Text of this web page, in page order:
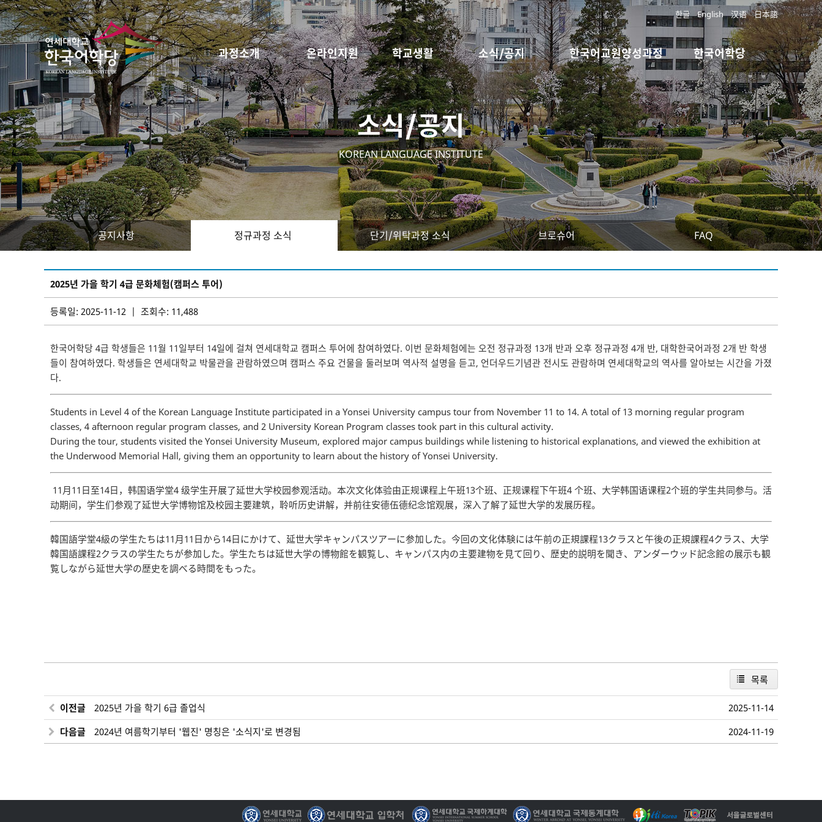
한글 English 汉语 日本語
과정소개 온라인지원 학교생활 소식/공지 한국어교원양성과정 한국어학당
소식/공지
KOREAN LANGUAGE INSTITUTE
공지사항 정규과정 소식 단기/위탁과정 소식 브로슈어 FAQ
2025년 가을 학기 4급 문화체험(캠퍼스 투어)
등록일: 2025-11-12 | 조회수: 11,488
한국어학당 4급 학생들은 11월 11일부터 14일에 걸쳐 연세대학교 캠퍼스 투어에 참여하였다. 이번 문화체험에는 오전 정규과정 13개 반과 오후 정규과정 4개 반, 대학한국어과정 2개 반 학생
들이 참여하였다. 학생들은 연세대학교 박물관을 관람하였으며 캠퍼스 주요 건물을 둘러보며 역사적 설명을 듣고, 언더우드기념관 전시도 관람하며 연세대학교의 역사를 알아보는 시간을 가졌
다.
Students in Level 4 of the Korean Language Institute participated in a Yonsei University campus tour from November 11 to 14. A total of 13 morning regular program
classes, 4 afternoon regular program classes, and 2 University Korean Program classes took part in this cultural activity.
During the tour, students visited the Yonsei University Museum, explored major campus buildings while listening to historical explanations, and viewed the exhibition at
the Underwood Memorial Hall, giving them an opportunity to learn about the history of Yonsei University.
11月11日至14日，韩国语学堂4 级学生开展了延世大学校园参观活动。本次文化体验由正规课程上午班13个班、正规课程下午班4 个班、大学韩国语课程2个班的学生共同参与。活
动期间，学生们参观了延世大学博物馆及校园主要建筑，聆听历史讲解，并前往安德伍德纪念馆观展，深入了解了延世大学的发展历程。
韓国語学堂4級の学生たちは11月11日から14日にかけて、延世大学キャンパスツアーに参加した。今回の文化体験には午前の正規課程13クラスと午後の正規課程4クラス、大学
韓国語課程2クラスの学生たちが参加した。学生たちは延世大学の博物館を観覧し、キャンパス内の主要建物を見て回り、歴史的説明を聞き、アンダーウッド記念館の展示も観
覧しながら延世大学の歴史を調べる時間をもった。
목록
이전글 2025년 가을 학기 6급 졸업식
2025-11-14
다음글
2024년 여름학기부터 '웹진' 명칭은 '소식지'로 변경됨 2024-11-19